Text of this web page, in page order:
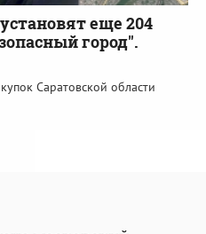
еще 204
город".
Саратовской области